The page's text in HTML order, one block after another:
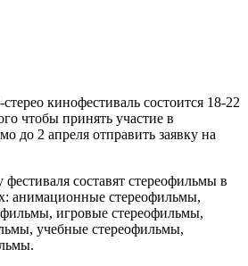
кинофестиваль состоится 18-22
чтобы принять участие в
до 2 апреля отправить заявку на
составят стереофильмы в
анимационные стереофильмы,
игровые стереофильмы,
учебные стереофильмы,